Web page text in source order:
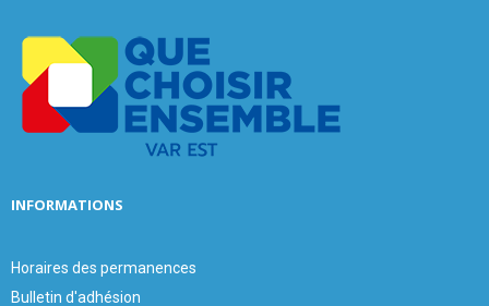
INFORMATIONS
Horaires des permanences
Bulletin d'adhésion